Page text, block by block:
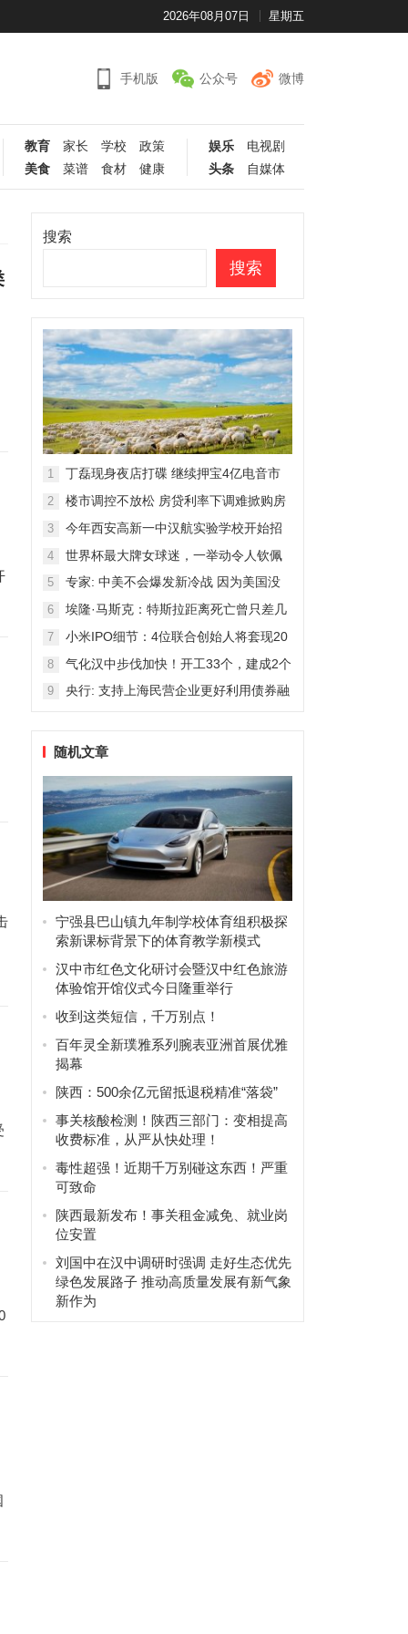
2026年08月07日 星期五
手机版 公众号 微博
教育 家长 学校
政策
美食
菜谱 食材 健康
娱乐
电视剧
头条
自媒体
搜索
搜索
1
丁磊现身夜店打碟 继续押宝4亿电音市
2
楼市调控不放松 房贷利率下调难掀购房
3
今年西安高新一中汉航实验学校开始招
4 世界杯最大牌女球迷，一举动令人钦佩
5
专家: 中美不会爆发新冷战 因为美国没
6
埃隆·马斯克：特斯拉距离死亡曾只差几
7
小米IPO细节：4位联合创始人将套现20
8 气化汉中步伐加快！开工33个，建成2个
9
央行: 支持上海民营企业更好利用债券融
随机文章
宁强县巴山镇九年制学校体育组积极探
索新课标背景下的体育教学新模式
汉中市红色文化研讨会暨汉中红色旅游
体验馆开馆仪式今日隆重举行
收到这类短信，千万别点！
百年灵全新璞雅系列腕表亚洲首展优雅
揭幕
陕西：500余亿元留抵退税精准“落袋”
事关核酸检测！陕西三部门：变相提高
收费标准，从严从快处理！
毒性超强！近期千万别碰这东西！严重
可致命
陕西最新发布！事关租金减免、就业岗
位安置
刘国中在汉中调研时强调 走好生态优先
绿色发展路子 推动高质量发展有新气象
新作为